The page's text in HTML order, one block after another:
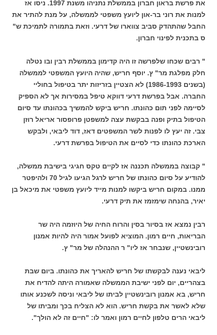
את פרשת בראון חברון בממשלת נתניהו משנת 1997. ניסו אז
למנות את רוני בר-און ליועץ משפטי לממשלה, על מנת להתיר את
החבל שהתהדק סביב צווארו של דרעי. וזאת בתמורה לתמיכת ש"
ס בתכנית לפינוי חברון.
" רבים שכחו שלפרשה זו היה קדימון בממשלת רבין ובו נטלה
חלק מפלגת מר" ץ. יוסף חריש, שהיה היועץ המשפטי לממשלה
(בשנים 1986-1993) לא הצטיין בזריזות יתר בטיפול בחוליי
החברה. אבל בפרשת דרעי דווקא טיפל במסירות אך לא הספיק
לסיימה לפני תום כהונתו. חריש ביקש להמשיך בכהונתו עד סיום
הטיפול בתיק ופנה בבקשת עצה למשפטן פרופסור אריאל רוזן
צבי. זה יעץ לו לפנות לשר המשפטים דאז, דוד ליבאי, ולבקש
הארכת כהונתו כדי לסיים את הטיפול בפרשת דרעי.
" קבוצה בממשלה תכננה אז לקיים טקס חגיגי בישיבת ממשלה,
להודיע על סיום כהונתו של חריש לרגל הגיעו לגיל 70 ולהיפטר
ממנו. במקום חריש ביקשו למנות מייד ליועץ משפטי את מיכאל בן
יאיר, בהנחה שימזמז את תיק דרעי.
רבין נמצא אז בסיור בסין והרוח החיה של היוזמה היה שר
הבריאות, חיים רמון. המוציא לפועל אמור היה להיות אמנון
רובינשטיין, שנבחר אז ליו" ר ההנהלה של מר" ץ.
ליבאי נענה לבקשתו של חריש להאריך את כהונתו. ביום שבת
בצהריים, יום לפני ישיבת הממשלה שאמורה היתה להדיח את
חריש, בא אמנון רובינשטיין לביתו של ליבאי וניסה לשכנע אותו
שלא לאשר את בקשת חריש. הוא לא הצליח בכך ומביתו של
ליבאי הרים טלפון לחיים רמון ואמר לו: "חיים זה לא הולך".